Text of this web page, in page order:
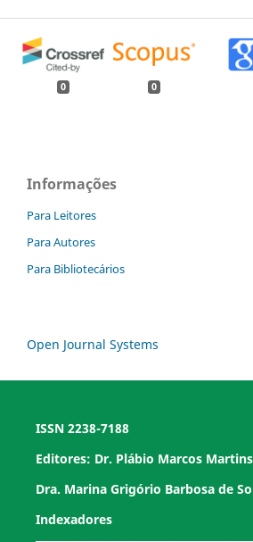
0 0
Informações
Para Leitores
Para Autores
Para Bibliotecários
Open Journal Systems
ISSN 2238-7188
Editores: Dr. Plábio Marcos
Dra. Marina Grigório Barbosa de
Indexadores